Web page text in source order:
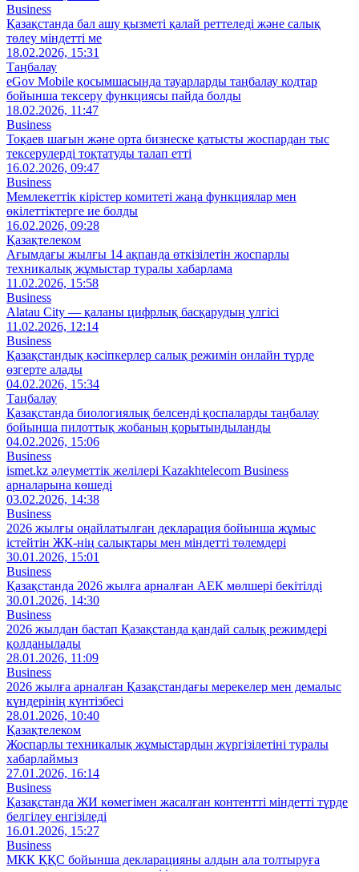
Business
Қазақстанда бал ашу қызметі қалай реттеледі және салық
төлеу міндетті ме
18.02.2026, 15:31
Таңбалау
eGov Mobile қосымшасында тауарларды таңбалау кодтар
бойынша тексеру функциясы пайда болды
18.02.2026, 11:47
Business
Тоқаев шағын және орта бизнеске қатысты жоспардан тыс
тексерулерді тоқтатуды талап етті
16.02.2026, 09:47
Business
Мемлекеттік кірістер комитеті жаңа функциялар мен
өкілеттіктерге ие болды
16.02.2026, 09:28
Қазақтелеком
Ағымдағы жылғы 14 ақпанда өткізілетін жоспарлы
техникалық жұмыстар туралы хабарлама
11.02.2026, 15:58
Business
Alatau City — қаланы цифрлық басқарудың үлгісі
11.02.2026, 12:14
Business
Қазақстандық кәсіпкерлер салық режимін онлайн түрде
өзгерте алады
04.02.2026, 15:34
Таңбалау
Қазақстанда биологиялық белсенді қоспаларды таңбалау
бойынша пилоттық жобаның қорытындыланды
04.02.2026, 15:06
Business
ismet.kz әлеуметтік желілері Kazakhtelecom Business
арналарына көшеді
03.02.2026, 14:38
Business
2026 жылғы оңайлатылған декларация бойынша жұмыс
істейтін ЖК-нің салықтары мен міндетті төлемдері
30.01.2026, 15:01
Business
Қазақстанда 2026 жылға арналған АЕК мөлшері бекітілді
30.01.2026, 14:30
Business
2026 жылдан бастап Қазақстанда қандай салық режимдері
қолданылады
28.01.2026, 11:09
Business
2026 жылға арналған Қазақстандағы мерекелер мен демалыс
күндерінің күнтізбесі
28.01.2026, 10:40
Қазақтелеком
Жоспарлы техникалық жұмыстардың жүргізілетіні туралы
хабарлаймыз
27.01.2026, 16:14
Business
Қазақстанда ЖИ көмегімен жасалған контентті міндетті түрде
белгілеу енгізіледі
16.01.2026, 15:27
Business
МКК ҚҚС бойынша декларацияны алдын ала толтыруға